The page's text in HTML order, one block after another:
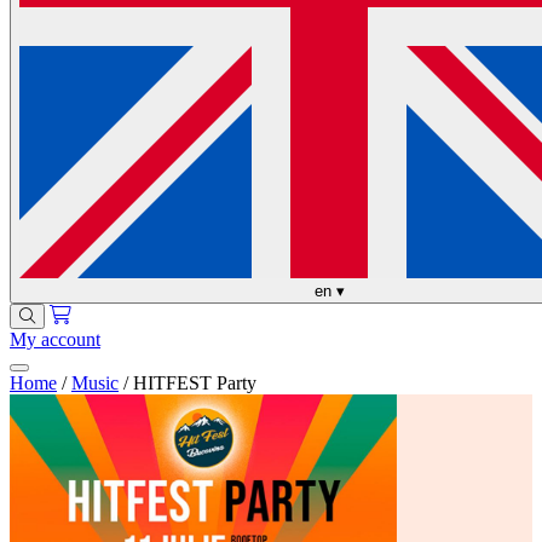
en ▾
My account
Home / Music / HITFEST Party